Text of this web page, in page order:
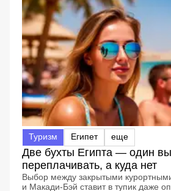
Туризм Египет еще
Две бухты Египта — один
переплачивать, а куда нет
Выбор между закрытыми
и Макади-Бэй ставит в тупик даже